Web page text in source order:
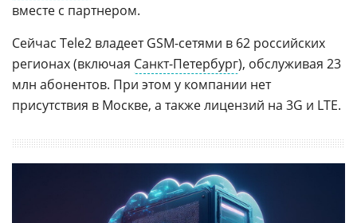
вместе с партнером.
Сейчас Tele2 владеет GSM-сетями в 62 российских
регионах (включая Санкт-Петербург), обслуживая 23
млн абонентов. При этом у компании нет
присутствия в Москве, а также лицензий на 3G и LTE.